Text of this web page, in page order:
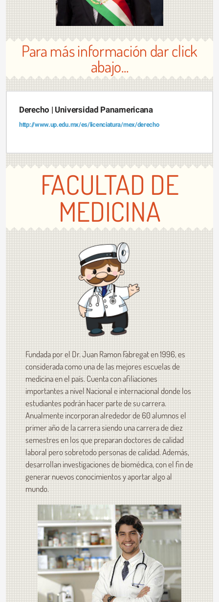
Para más información dar click
abajo...
Derecho | Universidad Panamericana
http://www.up.edu.mx/es/licenciatura/mex/derecho
FACULTAD DE
MEDICINA
Fundada por el Dr. Juan Ramon Fabregat en 1996, es
considerada como una de las mejores escuelas de
medicina en el país. Cuenta con afiliaciones
importantes a nivel Nacional e internacional donde los
estudiantes podrán hacer parte de su carrera.
Anualmente incorporan alrededor de 60 alumnos el
primer año de la carrera siendo una carrera de diez
semestres en los que preparan doctores de calidad
laboral pero sobretodo personas de calidad. Además,
desarrollan investigaciones de biomédica, con el fin de
generar nuevos conocimientos y aportar algo al
mundo.